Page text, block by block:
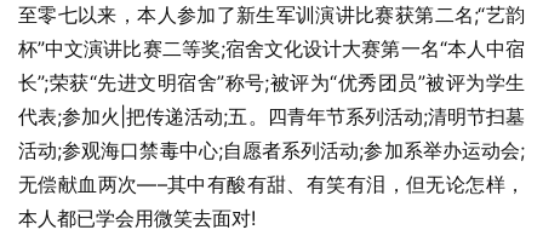
至零七以来，本人参加了新生军训演讲比赛获第二名;“艺韵
杯”中文演讲比赛二等奖;宿舍文化设计大赛第一名“本人中宿
长”;荣获“先进文明宿舍”称号;被评为“优秀团员”被评为学生
代表;参加火|把传递活动;五。四青年节系列活动;清明节扫墓
活动;参观海口禁毒中心;自愿者系列活动;参加系举办运动会;
无偿献血两次—–其中有酸有甜、有笑有泪，但无论怎样，
本人都已学会用微笑去面对!